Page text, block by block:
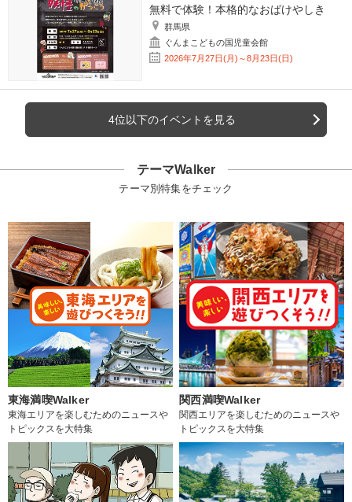
無料で体験！本格的なおばけやしき
群馬県
ぐんまこどもの国児童会館
2026年7月27日(月)～8月23日(日)
4位以下のイベントを見る
テーマWalker
テーマ別特集をチェック
東海満喫Walker
東海エリアを楽しむためのニュースや
トピックスを大特集
関西満喫Walker
関西エリアを楽しむためのニュースや
トピックスを大特集